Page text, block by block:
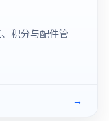
积分与配件管
→